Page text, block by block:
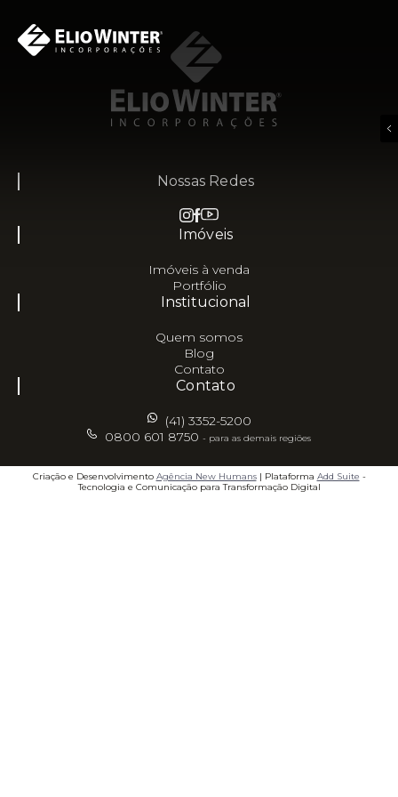
Nossas Redes
Imóveis
Imóveis à venda
Portfólio
Institucional
Quem somos
Blog
Contato
Contato
(41) 3352-5200
0800 601 8750 - para as demais regiões
Criação e Desenvolvimento Agência New Humans| Plataforma Add Suite -
Tecnologia e Comunicação para Transformação Digital